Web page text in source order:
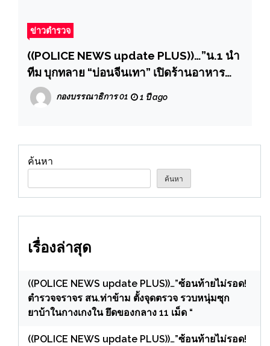
ข่าวตำรวจ
((POLICE NEWS update PLUS))…”น.1 นำ
ทีม บุกทลาย “บ่อนจีนเทา” เปิดร้านอาหาร
บังหน้าจ้างหญิงไทยดูแล ตรวจยึดเงินหลาย
สกุลรวมกว่า 6 ล้าน”
กองบรรณาธิการ 01 1 ปี ago
ค้นหา
ค้นหา
เรื่องล่าสุด
((POLICE NEWS update PLUS))…”ซ้อนท้ายไม่รอด!
ตำรวจจราจร สน.ท่าข้าม ตั้งจุดตรวจ รวบหนุ่มซุก
ยาบ้าในกางเกงใน ยึดของกลาง 11 เม็ด “
((POLICE NEWS update PLUS))…”ซ้อนท้ายไม่รอด!